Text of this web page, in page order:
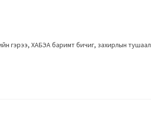
гэрээ, ХАБЭА баримт бичиг, захирлын тушаал